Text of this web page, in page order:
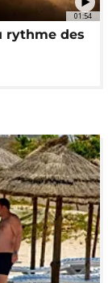
01:54
rythme des